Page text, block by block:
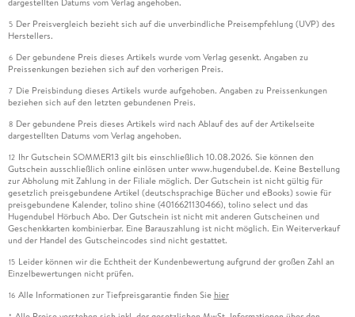
dargestellten Datums vom Verlag angehoben.
5 Der Preisvergleich bezieht sich auf die unverbindliche Preisempfehlung (UVP) des
Herstellers.
6 Der gebundene Preis dieses Artikels wurde vom Verlag gesenkt. Angaben zu
Preissenkungen beziehen sich auf den vorherigen Preis.
7 Die Preisbindung dieses Artikels wurde aufgehoben. Angaben zu Preissenkungen
beziehen sich auf den letzten gebundenen Preis.
8 Der gebundene Preis dieses Artikels wird nach Ablauf des auf der Artikelseite
dargestellten Datums vom Verlag angehoben.
12 Ihr Gutschein SOMMER13 gilt bis einschließlich 10.08.2026. Sie können den
Gutschein ausschließlich online einlösen unter www.hugendubel.de. Keine Bestellung
zur Abholung mit Zahlung in der Filiale möglich. Der Gutschein ist nicht gültig für
gesetzlich preisgebundene Artikel (deutschsprachige Bücher und eBooks) sowie für
preisgebundene Kalender, tolino shine (4016621130466), tolino select und das
Hugendubel Hörbuch Abo. Der Gutschein ist nicht mit anderen Gutscheinen und
Geschenkkarten kombinierbar. Eine Barauszahlung ist nicht möglich. Ein Weiterverkauf
und der Handel des Gutscheincodes sind nicht gestattet.
15 Leider können wir die Echtheit der Kundenbewertung aufgrund der großen Zahl an
Einzelbewertungen nicht prüfen.
16 Alle Informationen zur Tiefpreisgarantie finden Sie hier